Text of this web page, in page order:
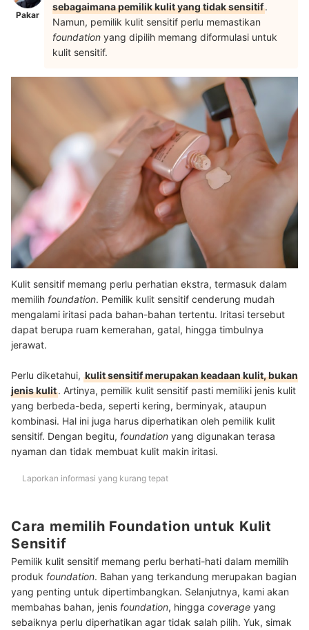
Pakar
sebagaimana pemilik kulit yang tidak sensitif.
Namun, pemilik kulit sensitif perlu memastikan
foundation yang dipilih memang diformulasi untuk
kulit sensitif.
Kulit sensitif memang perlu perhatian ekstra, termasuk dalam
memilih foundation. Pemilik kulit sensitif cenderung mudah
mengalami iritasi pada bahan-bahan tertentu. Iritasi tersebut
dapat berupa ruam kemerahan, gatal, hingga timbulnya
jerawat.
Perlu diketahui, kulit sensitif merupakan keadaan kulit, bukan
jenis kulit. Artinya, pemilik kulit sensitif pasti memiliki jenis kulit
yang berbeda-beda, seperti kering, berminyak, ataupun
kombinasi. Hal ini juga harus diperhatikan oleh pemilik kulit
sensitif. Dengan begitu, foundation yang digunakan terasa
nyaman dan tidak membuat kulit makin iritasi.
Laporkan informasi yang kurang tepat
Cara memilih Foundation untuk Kulit
Sensitif
Pemilik kulit sensitif memang perlu berhati-hati dalam memilih
produk foundation. Bahan yang terkandung merupakan bagian
yang penting untuk dipertimbangkan. Selanjutnya, kami akan
membahas bahan, jenis foundation, hingga coverage yang
sebaiknya perlu diperhatikan agar tidak salah pilih. Yuk, simak